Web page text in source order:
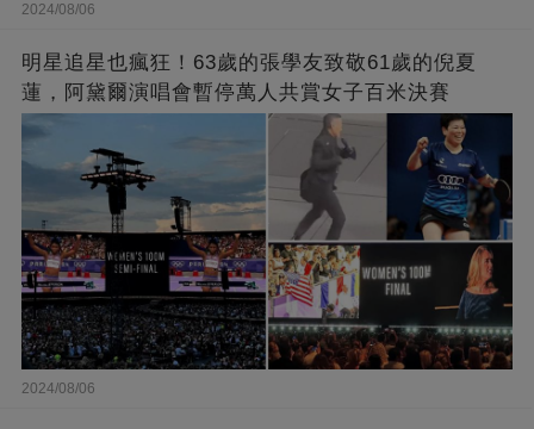
2024/08/06
明星追星也瘋狂！63歲的張學友致敬61歲的倪夏
蓮，阿黛爾演唱會暫停萬人共賞女子百米決賽
2024/08/06